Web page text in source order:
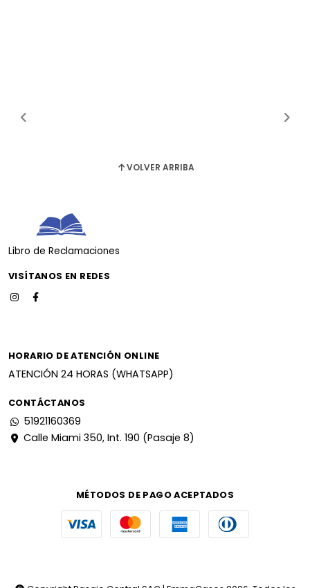
VOLVER ARRIBA
Libro de Reclamaciones
VISÍTANOS EN REDES
HORARIO DE ATENCIÓN ONLINE
ATENCIÓN 24 HORAS (WHATSAPP)
CONTÁCTANOS
51921160369
Calle Miami 350, Int. 190 (Pasaje 8)
MÉTODOS DE PAGO ACEPTADOS